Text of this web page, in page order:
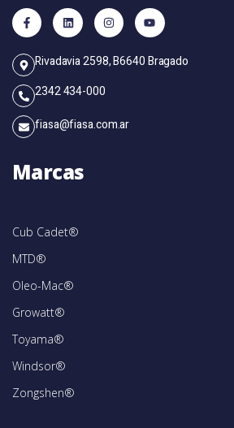
Rivadavia 2598, B6640 Bragado
2342 434-000
fiasa@fiasa.com.ar
Marcas
Cub Cadet®
MTD®
Oleo-Mac®
Growatt®
Toyama®
Windsor®
Zongshen®